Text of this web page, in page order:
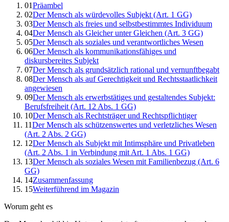
01Präambel
02Der Mensch als würdevolles Subjekt (Art. 1 GG)
03Der Mensch als freies und selbstbestimmtes Individuum
04Der Mensch als Gleicher unter Gleichen (Art. 3 GG)
05Der Mensch als soziales und verantwortliches Wesen
06Der Mensch als kommunikationsfähiges und
diskursbereites Subjekt
07Der Mensch als grundsätzlich rational und vernunftbegabt
08Der Mensch als auf Gerechtigkeit und Rechtsstaatlichkeit
angewiesen
09Der Mensch als erwerbstätiges und gestaltendes Subjekt:
Berufsfreiheit (Art. 12 Abs. 1 GG)
10Der Mensch als Rechtsträger und Rechtspflichtiger
11Der Mensch als schützenswertes und verletzliches Wesen
(Art. 2 Abs. 2 GG)
12Der Mensch als Subjekt mit Intimsphäre und Privatleben
(Art. 2 Abs. 1 in Verbindung mit Art. 1 Abs. 1 GG)
13Der Mensch als soziales Wesen mit Familienbezug (Art. 6
GG)
14Zusammenfassung
15Weiterführend im Magazin
Worum geht es